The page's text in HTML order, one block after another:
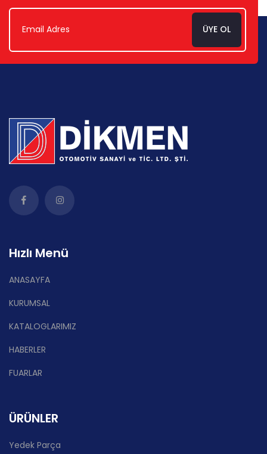
ÜYE OL
Hızlı Menü
ANASAYFA
KURUMSAL
KATALOGLARIMIZ
HABERLER
FUARLAR
ÜRÜNLER
Yedek Parça